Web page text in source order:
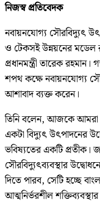
নিজস্ব প্রতিবেদক
নবায়নযোগ্য সৌরবিদ্যুৎ
ও টেকসই উন্নয়নের মডেল
প্রধানমন্ত্রী তারেক
শপথ কক্ষে নবায়নযোগ্য
আশাবাদ ব্যক্ত করেন।
তিনি বলেন, আজকে আমরা
একটা বিদ্যুৎ উৎপাদনের
ভবিষ্যতের একটি
সৌরবিদ্যুৎব্যবস্থার
দিতে পারব, সেটি হচ্ছে
আত্মনির্ভরশীল